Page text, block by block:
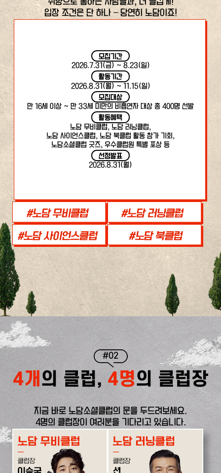
입장 조건은 단 하나 – 당연히 노담이죠!
모집기간
2026.7.31(금) ~ 8.23(일)
활동기간
2026.8.31(월) ~ 11.15(일)
모집대상
만 16세 이상 ~ 만 33세 미만의 비흡연자 대상 총 400명 선발
활동혜택
노담 무비클럽, 노담 러닝클럽,
노담 사이언스클럽, 노담 북클럽 활동 참가 기회,
노담소셜클럽 굿즈, 우수클럽원 특별 포상 등
선정발표
2026.8.31(월)
#02
4개 의 클럽, 4명의 클럽장
지금 바로 노담소셜클럽의 문을 두드려보세요.
4명의 클럽장이 여러분을 기다리고 있습니다.